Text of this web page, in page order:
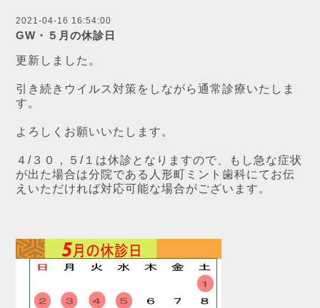
2021-04-16 16:54:00
GW・５月の休診日
更新しました。
引き続きウイルス対策をしながら通常診療いたしま
す。
よろしくお願いいたします。
４/３０，５/１は休診となりますので、もし急な症状
が出た場合は分院である人形町ミント歯科にてお伝
えいただければ対応可能な場合がございます。